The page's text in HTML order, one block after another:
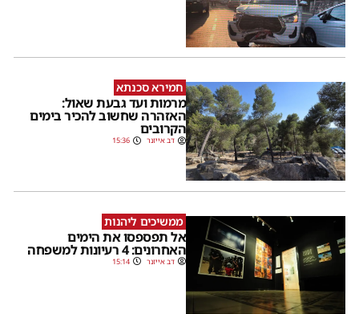
חמירא סכנתא
מרמות ועד גבעת שאול:
האזהרה שחשוב להכיר בימים
הקרובים
דב אייזנר 15:36
ממשיכים ליהנות
אל תפספסו את הימים
האחרונים: 4 רעיונות למשפחה
דב אייזנר 15:14